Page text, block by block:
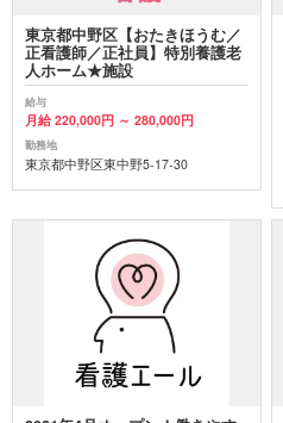
東京都中野区【おたきほうむ／
正看護師／正社員】特別養護老
人ホーム★施設
給与
月給 220,000円 ～ 280,000円
勤務地
東京都中野区東中野5-17-30